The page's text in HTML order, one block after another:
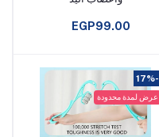
EGP99.00
-17%
عرض لمدة محدودة